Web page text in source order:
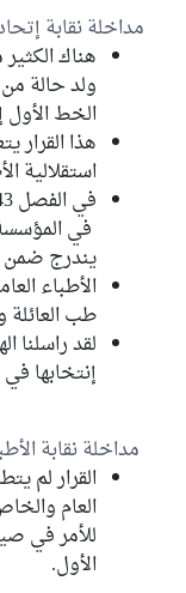
مداخلة نقابة
هناك
ولد حالة
الخط الأول
استقلالية
في
يندرج ضمن
الأطباء
طب العائلة
لقد راسلنا
إنتخابها في سنة 2018 لكن لم
مداخلة نقابة
القرار لم
العام
للأمر في
الأول.
الكتلة
حياة
كتلة
كتلة
كتلة
كتلة
الكتلة
محمد